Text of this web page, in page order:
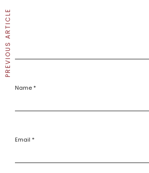
Name*
Email *
PREVIOUS ARTICLE